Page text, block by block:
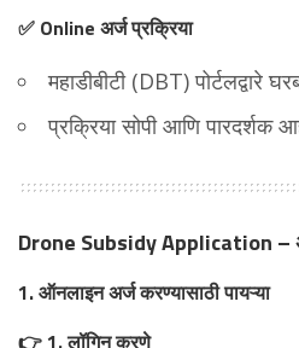
✅ Online अर्ज प्रक्रिया
महाडीबीटी (DBT) पोर्टलद्वारे
प्रक्रिया सोपी आणि पारदर्शक
Drone Subsidy Application –
1. ऑनलाइन अर्ज करण्यासाठी पायऱ्या